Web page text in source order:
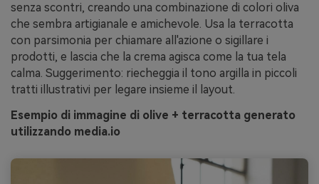
senza scontri, creando una combinazione di colori oliva
che sembra artigianale e amichevole. Usa la terracotta
con parsimonia per chiamare all'azione o sigillare i
prodotti, e lascia che la crema agisca come la tua tela
calma. Suggerimento: riecheggia il tono argilla in piccoli
tratti illustrativi per legare insieme il layout.
Esempio di immagine di olive + terracotta generato
utilizzando media.io